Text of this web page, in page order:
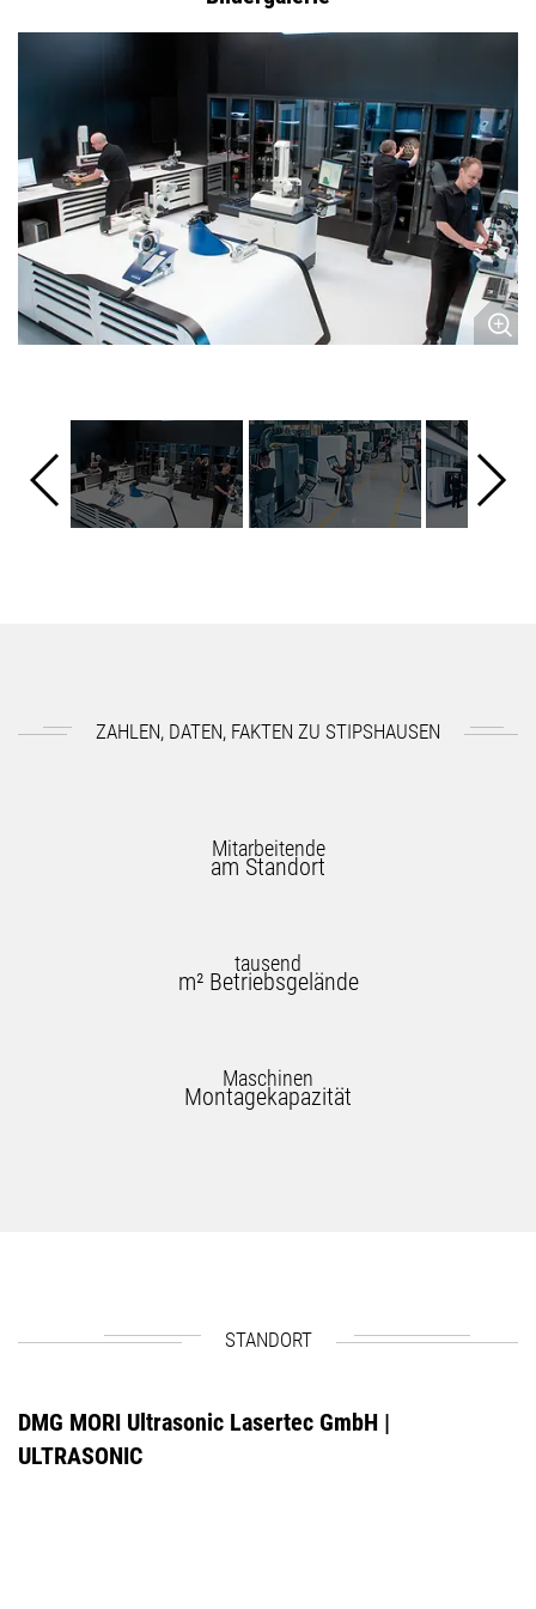
ZAHLEN, DATEN, FAKTEN ZU STIPSHAUSEN
Mitarbeitende
am Standort
tausend
m² Betriebsgelände
Maschinen
Montagekapazität
STANDORT
DMG MORI Ultrasonic Lasertec GmbH |
ULTRASONIC